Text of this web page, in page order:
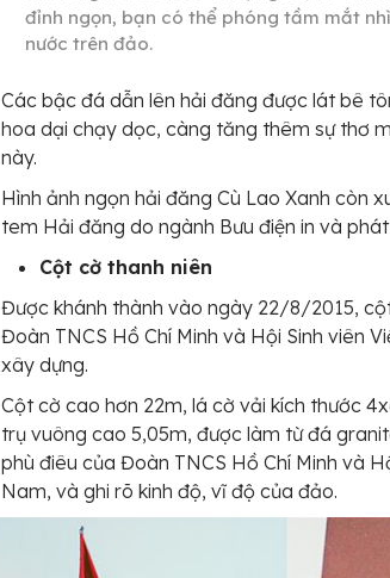
đỉnh ngọn, bạn có thể phóng tầm mắt
nước trên đảo.
Các bậc đá dẫn lên hải đăng được lát bê
hoa dại chạy dọc, càng tăng thêm sự thơ
này.
Hình ảnh ngọn hải đăng Cù Lao Xanh còn
tem Hải đăng do ngành Bưu điện in và
Cột cờ thanh niên
Được khánh thành vào ngày 22/8/2015,
Đoàn TNCS Hồ Chí Minh và Hội Sinh viên
xây dựng.
Cột cờ cao hơn 22m, lá cờ vải kích thước
trụ vuông cao 5,05m, được làm từ đá
phù điêu của Đoàn TNCS Hồ Chí Minh và
Nam, và ghi rõ kinh độ, vĩ độ của đảo.